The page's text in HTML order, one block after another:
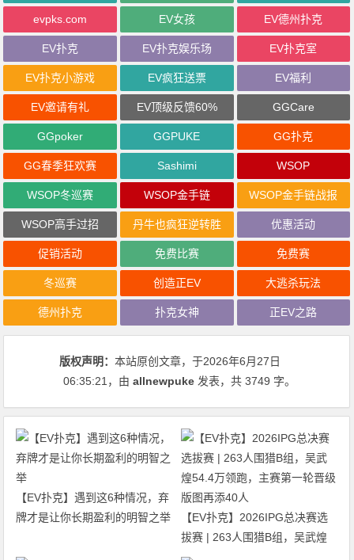
evpks.com EV女孩 EV德州扑克
EV扑克 EV扑克娱乐场 EV扑克室
EV扑克小游戏 EV疯狂送票 EV福利
EV邀请有礼 EV顶级反馈60% GGCare
GGpoker GGPUKE GG扑克
GG春季狂欢赛 Sashimi WSOP
WSOP冬巡赛 WSOP金手链 WSOP金手链战报
WSOP高手过招 丹牛也疯狂逆转胜 优惠活动
促销活动 免费比赛 免费赛
冬巡赛 创造正EV 大逃杀玩法
德州扑克 扑克女神 正EV之路
版权声明：本站原创文章，于2026年6月27日
06:35:21 ，由allnewpuke 发表，共 3749 字。
【EV扑克】遇到这6种情况，弃
牌才是让你长期盈利的明智之举
【EV扑克】2026IPG总决赛选
拔赛 | 263人围猎B组，吴武煌
54.4万领跑，主赛第一轮晋级版